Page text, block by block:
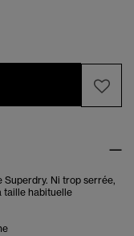
Ni trop serrée,
taille habituelle